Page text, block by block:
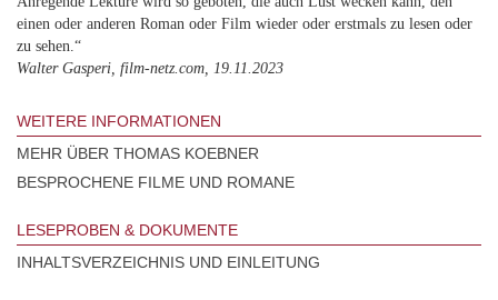
einen oder anderen Roman oder Film wieder oder erstmals zu lesen oder
zu sehen.“
Walter Gasperi, film-netz.com, 19.11.2023
WEITERE INFORMATIONEN
MEHR ÜBER THOMAS KOEBNER
BESPROCHENE FILME UND ROMANE
LESEPROBEN & DOKUMENTE
INHALTSVERZEICHNIS UND EINLEITUNG